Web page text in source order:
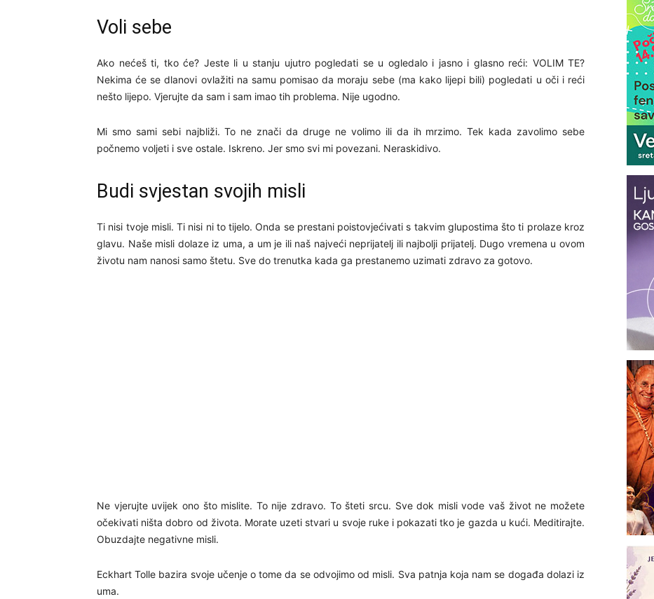
Voli sebe
Ako nećeš ti, tko će? Jeste li u stanju ujutro pogledati se u ogledalo i jasno i glasno reći: VOLIM TE?
Nekima će se dlanovi ovlažiti na samu pomisao da moraju sebe (ma kako lijepi bili) pogledati u oči i reći
nešto lijepo. Vjerujte da sam i sam imao tih problema. Nije ugodno.
Mi smo sami sebi najbliži. To ne znači da druge ne volimo ili da ih mrzimo. Tek kada zavolimo sebe
počnemo voljeti i sve ostale. Iskreno. Jer smo svi mi povezani. Neraskidivo.
Budi svjestan svojih misli
Ti nisi tvoje misli. Ti nisi ni to tijelo. Onda se prestani poistovjećivati s takvim glupostima što ti prolaze kroz
glavu. Naše misli dolaze iz uma, a um je ili naš najveći neprijatelj ili najbolji prijatelj. Dugo vremena u ovom
životu nam nanosi samo štetu. Sve do trenutka kada ga prestanemo uzimati zdravo za gotovo.
Ne vjerujte uvijek ono što mislite. To nije zdravo. To šteti srcu. Sve dok misli vode vaš život ne možete
očekivati ništa dobro od života. Morate uzeti stvari u svoje ruke i pokazati tko je gazda u kući. Meditirajte.
Obuzdajte negativne misli.
Eckhart Tolle bazira svoje učenje o tome da se odvojimo od misli. Sva patnja koja nam se događa dolazi iz
uma.